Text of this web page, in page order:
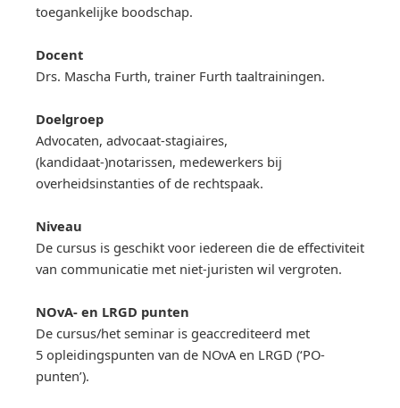
toegankelijke boodschap.
Docent
Drs. Mascha Furth, trainer Furth taaltrainingen.
Doelgroep
Advocaten, advocaat-stagiaires,
(kandidaat-)notarissen, medewerkers bij
overheidsinstanties of de rechtspaak.
Niveau
De cursus is geschikt voor iedereen die de effectiviteit
van communicatie met niet-juristen wil vergroten.
NOvA- en LRGD punten
De cursus/het seminar is geaccrediteerd met
5 opleidingspunten van de NOvA en LRGD (‘PO-
punten’).